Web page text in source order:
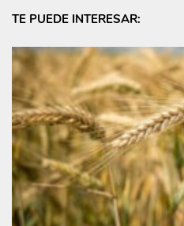
TE PUEDE INTERESAR: